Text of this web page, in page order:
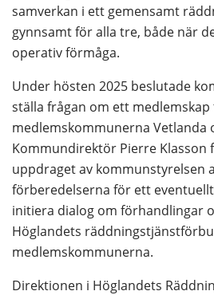
samverkan i ett gemensamt
gynnsamt för alla tre, både när
operativ förmåga.
Under hösten 2025 beslutade
ställa frågan om ett medlemskap
medlemskommunerna Vetlanda
Kommundirektör Pierre Klasson
uppdraget av kommunstyrelsen
förberedelserna för ett
initiera dialog om förhandlingar
Höglandets
medlemskommunerna.
Direktionen i Höglandets